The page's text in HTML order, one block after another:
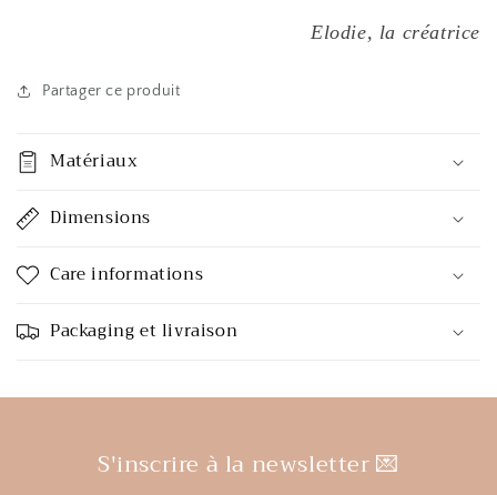
Elodie, la créatrice
Partager ce produit
Matériaux
Dimensions
Care informations
Packaging et livraison
S'inscrire à la newsletter 💌